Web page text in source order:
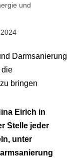
und
Eirich in
Stelle jeder
unter